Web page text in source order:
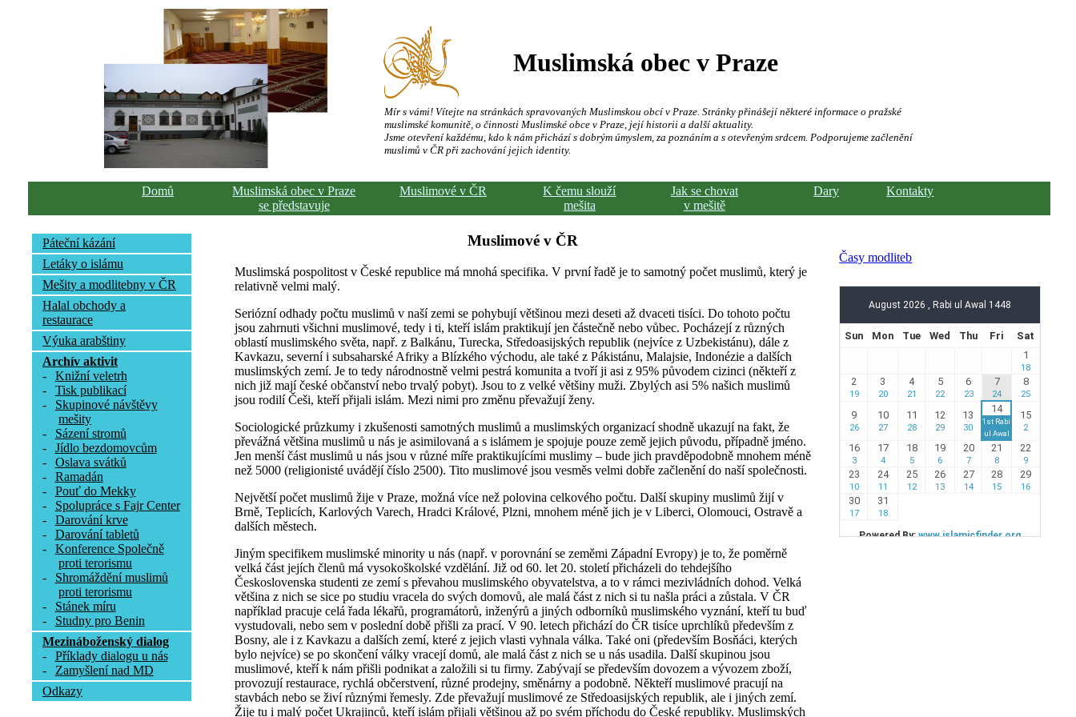
Muslimská obec v Praze
Mír s vámi! Vítejte na stránkách spravovaných Muslimskou obcí v Praze. Stránky přinášejí některé informace o pražské
muslimské komunitě, o činnosti Muslimské obce v Praze, její historii a další aktuality.
Jsme otevření každému, kdo k nám přichází s dobrým úmyslem, za poznáním a s otevřeným srdcem. Podporujeme začlenění
muslimů v ČR při zachování jejich identity.
Domů
Muslimská obec v Praze
se představuje
Muslimové v ČR
K čemu slouží
mešita
Jak se chovat
v mešitě
Dary Kontakty
Páteční kázání
Letáky o islámu
Mešity a modlitebny v ČR
Halal obchody a
restaurace
Výuka arabštiny
Archív aktivit
-
Knižní veletrh
-
Tisk publikací
-
Skupinové návštěvy
mešity
-
Sázení stromů
-
Jídlo bezdomovcům
-
Oslava svátků
-
Ramadán
-
Pouť do Mekky
-
Spolupráce s Fajr Center
-
Darování krve
-
Darování tabletů
-
Konference Společně
proti terorismu
-
Shromáždění muslimů
proti terorismu
-
Stánek míru
-
Studny pro Benin
Mezináboženský dialog
-
Příklady dialogu u nás
-
Zamyšlení nad MD
Odkazy
Muslimové v ČR
Muslimská pospolitost v České republice má mnohá specifika. V první řadě je to samotný počet muslimů, který je
relativně velmi malý.
Seriózní odhady počtu muslimů v naší zemi se pohybují většinou mezi deseti až dvaceti tisíci. Do tohoto počtu
jsou zahrnuti všichni muslimové, tedy i ti, kteří islám praktikují jen částečně nebo vůbec. Pocházejí z různých
oblastí muslimského světa, např. z Balkánu, Turecka, Středoasijských republik (nejvíce z Uzbekistánu), dále z
Kavkazu, severní i subsaharské Afriky a Blízkého východu, ale také z Pákistánu, Malajsie, Indonézie a dalších
muslimských zemí. Je to tedy národnostně velmi pestrá komunita a tvoří ji asi z 95% původem cizinci (někteří z
nich již mají české občanství nebo trvalý pobyt). Jsou to z velké většiny muži. Zbylých asi 5% našich muslimů
jsou rodilí Češi, kteří přijali islám. Mezi nimi pro změnu převažují ženy.
Sociologické průzkumy i zkušenosti samotných muslimů a muslimských organizací shodně ukazují na fakt, že
převážná většina muslimů u nás je asimilovaná a s islámem je spojuje pouze země jejich původu, případně jméno.
Jen menší část muslimů u nás jsou v různé míře praktikujícími muslimy – bude jich pravděpodobně mnohem méně
než 5000 (religionisté uvádějí číslo 2500). Tito muslimové jsou vesměs velmi dobře začlenění do naší společnosti.
Největší počet muslimů žije v Praze, možná více než polovina celkového počtu. Další skupiny muslimů žijí v
Brně, Teplicích, Karlových Varech, Hradci Králové, Plzni, mnohem méně jich je v Liberci, Olomouci, Ostravě a
dalších městech.
Jiným specifikem muslimské minority u nás (např. v porovnání se zeměmi Západní Evropy) je to, že poměrně
velká část jejích členů má vysokoškolské vzdělání. Již od 60. let 20. století přicházeli do tehdejšího
Československa studenti ze zemí s převahou muslimského obyvatelstva, a to v rámci mezivládních dohod. Velká
většina z nich se sice po studiu vracela do svých domovů, ale malá část z nich si tu našla práci a zůstala. V ČR
například pracuje celá řada lékařů, programátorů, inženýrů a jiných odborníků muslimského vyznání, kteří tu buď
vystudovali, nebo sem v poslední době přišli za prací. V 90. letech přichází do ČR tisíce uprchlíků především z
Bosny, ale i z Kavkazu a dalších zemí, které z jejich vlasti vyhnala válka. Také oni (především Bosňáci, kterých
bylo nejvíce) se po skončení války vracejí domů, ale malá část z nich se u nás usadila. Další skupinou jsou
muslimové, kteří k nám přišli podnikat a založili si tu firmy. Zabývají se především dovozem a vývozem zboží,
provozují restaurace, rychlá občerstvení, různé prodejny, směnárny a podobně. Někteří muslimové pracují na
stavbách nebo se živí různými řemesly. Zde převažují muslimové ze Středoasijských republik, ale i jiných zemí.
Žije tu i malý počet Ukrajinců, kteří islám přijali většinou až po svém příchodu do České republiky. Muslimských
Časy modliteb